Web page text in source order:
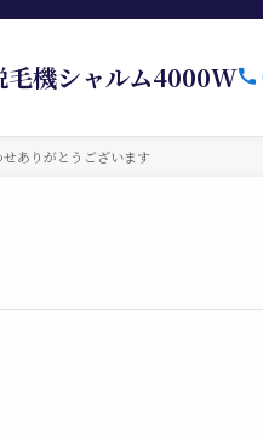
毛機シャルム4000W
せありがとうございます